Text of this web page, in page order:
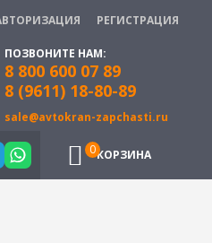
РЕГИСТРАЦИЯ
ПОЗВОНИТЕ НАМ:
8 800 600 07 89
8 (9611) 18-80-89
sale@avtokran-zapchasti.ru
КОРЗИНА
0